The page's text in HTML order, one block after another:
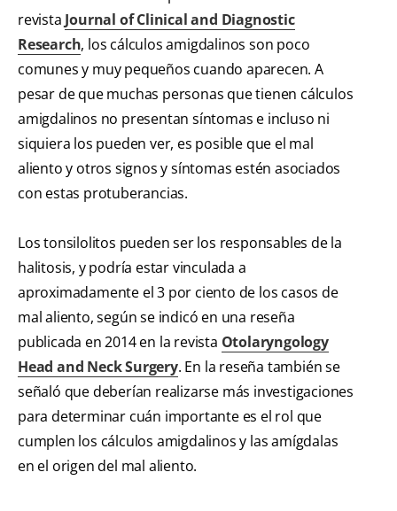
revista Journal of Clinical and Diagnostic
Research, los cálculos amigdalinos son poco
comunes y muy pequeños cuando aparecen. A
pesar de que muchas personas que tienen cálculos
amigdalinos no presentan síntomas e incluso ni
siquiera los pueden ver, es posible que el mal
aliento y otros signos y síntomas estén asociados
con estas protuberancias.
Los tonsilolitos pueden ser los responsables de la
halitosis, y podría estar vinculada a
aproximadamente el 3 por ciento de los casos de
mal aliento, según se indicó en una reseña
publicada en 2014 en la revista Otolaryngology
Head and Neck Surgery. En la reseña también se
señaló que deberían realizarse más investigaciones
para determinar cuán importante es el rol que
cumplen los cálculos amigdalinos y las amígdalas
en el origen del mal aliento.